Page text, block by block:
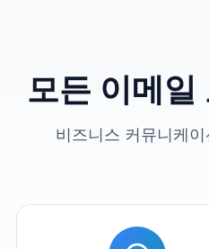
모든 이메일
비즈니스 커뮤니케